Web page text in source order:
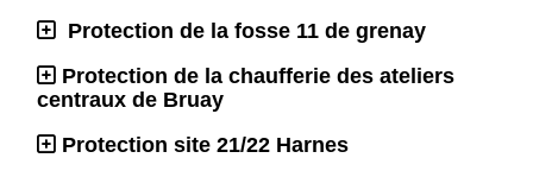
Protection de la fosse 11 de grenay
Protection de la chaufferie des ateliers
centraux de Bruay
Protection site 21/22 Harnes